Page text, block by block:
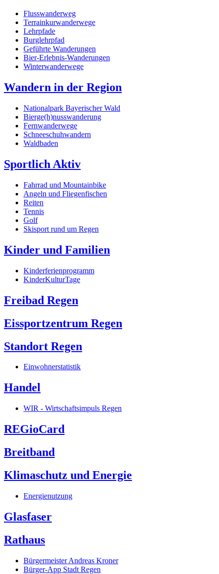
Flusswanderweg
Terrainkurwanderwege
Lehrpfade
Burglehrpfad
Geführte Wanderungen
Bier-Erlebnis-Wanderungen
Winterwanderwege
Wandern in der Region
Nationalpark Bayerischer Wald
Bierge(h)nusswanderung
Fernwanderwege
Schneeschuhwandern
Waldbaden
Sportlich Aktiv
Fahrrad und Mountainbike
Angeln und Fliegenfischen
Reiten
Tennis
Golf
Skisport rund um Regen
Kinder und Familien
Kinderferienprogramm
KinderKulturTage
Freibad Regen
Eissportzentrum Regen
Standort Regen
Einwohnerstatistik
Handel
WIR - Wirtschaftsimpuls Regen
REGioCard
Breitband
Klimaschutz und Energie
Energienutzung
Glasfaser
Rathaus
Bürgermeister Andreas Kroner
Bürger-App Stadt Regen